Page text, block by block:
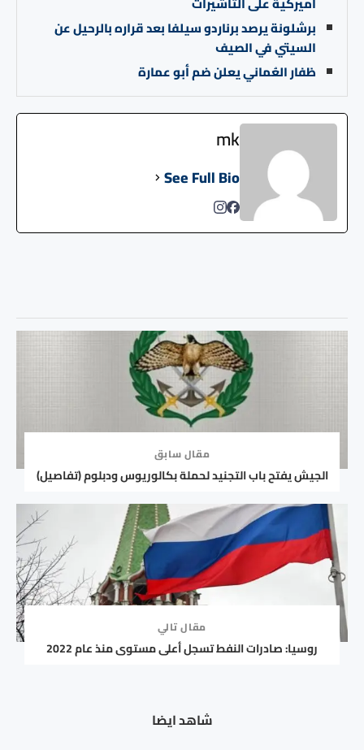
برشلونة يرصد برناردو سيلفا بعد قراره بالرحيل عن
السيتي في الصيف
ظفار العُماني يعلن ضم أبو عمارة
mk
See Full Bio
مقال سابق
الجيش يفتح باب التجنيد لحملة بكالوريوس ودبلوم (تفاصيل)
مقال تالي
روسيا: صادرات النفط تسجل أعلى مستوى منذ عام 2022
شاهد ايضا